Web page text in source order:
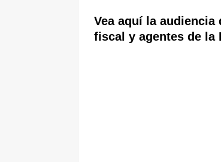
Vea aquí la audiencia
fiscal y agentes de la